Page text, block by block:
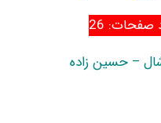
صفحات: 26
– حسین زاده